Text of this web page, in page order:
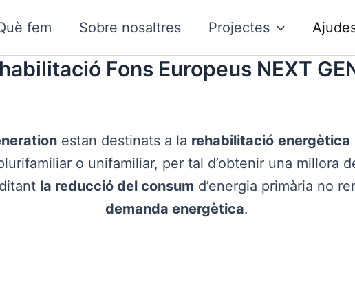
fem Sobre nosaltres Projectes
Fons Europeus NEXT
estan destinats a la rehabilitació energètica
o unifamiliar, per tal d’obtenir una millora
la reducció del consum d’energia primària no
demanda energètica.